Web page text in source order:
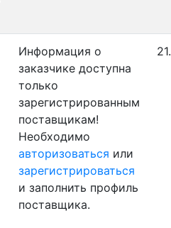
Информация о
заказчике доступна
только
зарегистрированным
поставщикам!
Необходимо
авторизоваться или
зарегистрироваться
и заполнить профиль
поставщика.